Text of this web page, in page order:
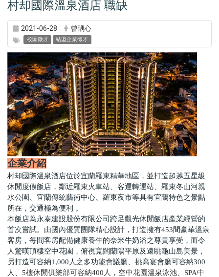
村却國際溫泉酒店 職缺
2021-06-28 曾瑀心
校園徵才 結盟企業徵才
企業介紹
村却國際溫泉酒店位於宜蘭羅東精華地區，並打造超越五星級
休閒度假飯店，鄰近羅東火車站、客運轉運站、羅東冬山河親
水公園、宜蘭傳統藝術中心、羅東夜市等具有宜蘭特色之景點
所在，交通極為便利 。
本飯店為永泰建設股份有限公司跨足觀光休閒飯店產業經營的
首次嘗試。由國內優質團隊精心設計，打造擁有453間豪華溫泉
客房，每間客房配備健康養生的奈米牛奶浴之尊貴享受，而令
人驚嘆頂樓空中花園，俯視寬闊蘭陽平原及遠眺龜山島美景，
另打造可容納1,000人之多功能會議廳、挑高宴會廳可容納300
人、5樓休閒俱樂部可容納400人，空中花園溫泉泳池、SPA中